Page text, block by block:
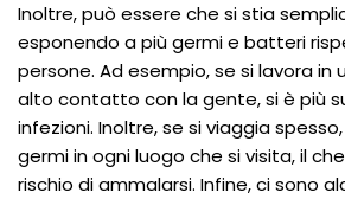
Inoltre, può essere che si stia
esponendo a più germi e batteri
persone. Ad esempio, se si lavora in
alto contatto con la gente, si è più
infezioni. Inoltre, se si viaggia
germi in ogni luogo che si visita, il
rischio di ammalarsi. Infine, ci sono